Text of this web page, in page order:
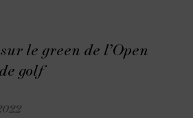
le green de l’Open
golf